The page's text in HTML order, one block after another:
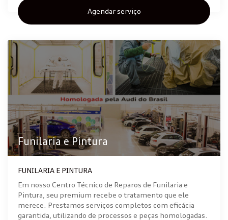
Agendar serviço
Funilaria e Pintura
FUNILARIA E PINTURA
Em nosso Centro Técnico de Reparos de Funilaria e
Pintura, seu premium recebe o tratamento que ele
merece. Prestamos serviços completos com eficácia
garantida, utilizando de processos e peças homologadas.